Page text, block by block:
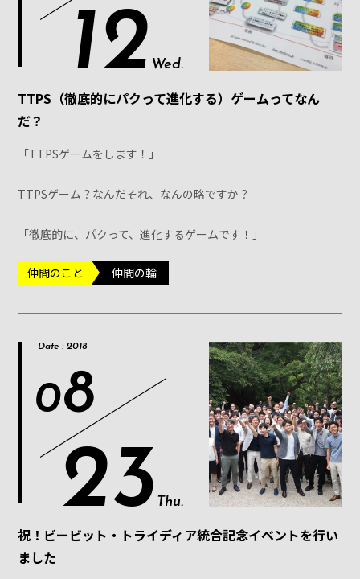
12 Wed.
TTPS（徹底的にパクって進化する）ゲームってなん
だ？
「TTPSゲームをします！」
TTPSゲーム？なんだそれ、なんの略ですか？
「徹底的に、パクって、進化するゲームです！」
仲間のこと 仲間の輪
Date : 2018
08
23 Thu.
祝！ビービット・トライディア統合記念イベントを行い
ました